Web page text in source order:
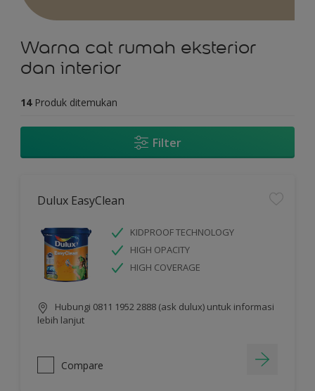
Warna cat rumah eksterior
dan interior
14 Produk ditemukan
Filter
Dulux EasyClean
KIDPROOF TECHNOLOGY
HIGH OPACITY
HIGH COVERAGE
Hubungi 0811 1952 2888 (ask dulux) untuk informasi
lebih lanjut
Compare